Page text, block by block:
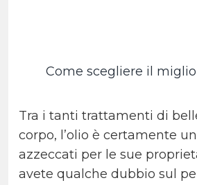
Come scegliere il
Tra i tanti trattamenti di
corpo, l’olio è certamente
azzeccati per le sue
avete qualche dubbio sul